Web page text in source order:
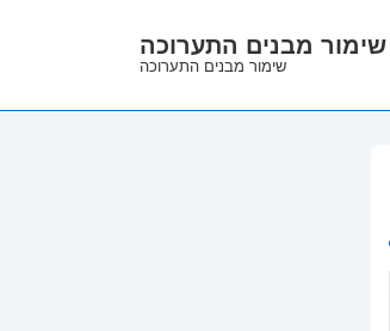
Main
שימור מבנים התערוכה
שימור מבנים התערוכה